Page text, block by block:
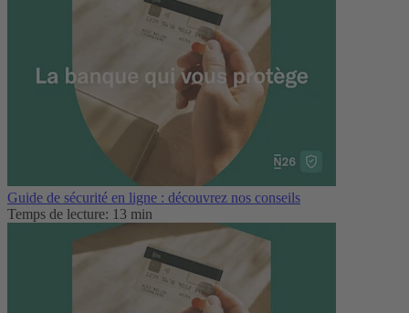
Guide de sécurité en ligne : découvrez nos conseils
Temps de lecture: 13 min